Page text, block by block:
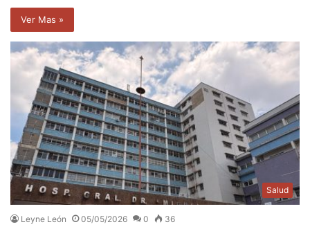
Ver Mas »
Salud
Leyne León 05/05/2026 0 36